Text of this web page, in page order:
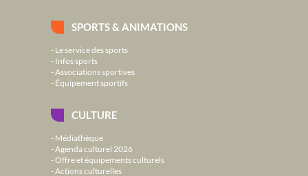
SPORTS & ANIMATIONS
Le service des sports
Infos sports
Associations sportives
Équipement sportifs
CULTURE
Médiathèque
Agenda culturel 2026
Offre et équipements culturels
Actions culturelles